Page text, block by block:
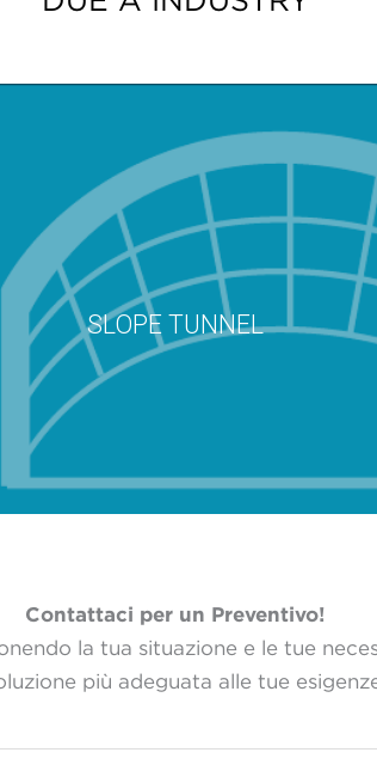
SLOPE TUNNEL
Contattaci per un Preventivo!
la tua situazione e le tue
più adeguata alle tue